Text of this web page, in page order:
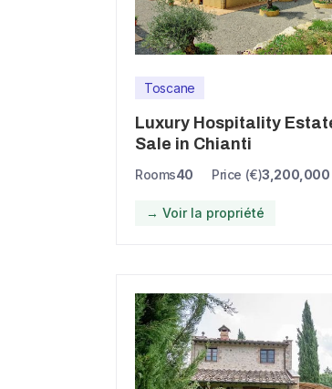
Toscane
Luxury Hospitality
Sale in Chianti
Rooms40 Price (€)3,200,000
→ Voir la propriété